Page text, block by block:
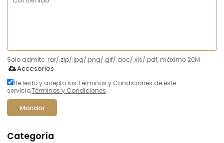
Solo admite .rar/.zip/.jpg/.png/.gif/.doc/.xls/.pdf, máximo 20M
Accesorios
He leido y acepto los Términos y Condiciones de este
servicio,Términos y Condiciones
Mandar
Categoría